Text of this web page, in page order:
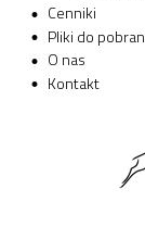
Cenniki
Pliki do
O nas
Kontakt